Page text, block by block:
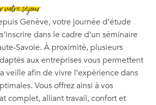
votre séjour
Genève, votre journée d’étude
dans le cadre d’un séminaire
Savoie. À proximité, plusieurs
aux entreprises vous permettent
veille afin de vivre l’expérience dans
Vous offrez ainsi à vos
complet, alliant travail, confort et